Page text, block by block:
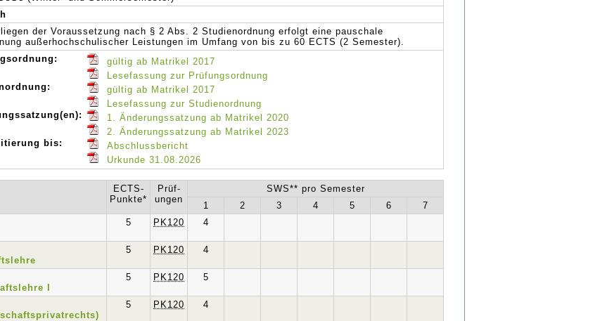
der Voraussetzung nach § 2 Abs. 2 Studienordnung erfolgt eine pauschale
außerhochschulischer Leistungen im Umfang von bis zu 60 ECTS (2 Semester).
gültig ab Matrikel 2017
Lesefassung zur Prüfungsordnung
gültig ab Matrikel 2017
Lesefassung zur Studienordnung
1. Änderungssatzung ab Matrikel 2020
2. Änderungssatzung ab Matrikel 2023
bis:
Abschlussbericht
Urkunde 31.08.2026
ECTS-
Punkte*
Prüf-
ungen
SWS** pro Semester
1
2 3 4 5 6
7
5 PK120 4
5 PK120 4
I
5 PK120 5
5 PK120 4